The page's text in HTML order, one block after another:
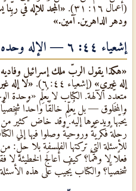
(أعمال ١٦: ٣١).
«المجد للإله في
ودهر الداهرين. آمين.»
إشعياء ٤٤: ٦ — الإله وحده
«هكذا يقول الربّ ملك إسرائيل وفاديه
إله غيري» (إشعياء ٤٤: ٦). «لا إله
متعدِّد الآلهة. الكتاب لا يُعلِّم «وحدة
والمخلوق — بل يُعلِّم خالقًا واحدًا
يُحبّها ويدعوها إليه. وقد خاض كثيرٌ من
رحلةً فكريّةً وروحيّةً وصلوا فيها إلى
للأسئلة التي تركتها الفلسفة بلا حلٍّ:
فعلًا لا وهمًا؟ كيف أُعالَج الخطيئة لا
شخصيًّا؟ والكتاب يُجيب على هذه